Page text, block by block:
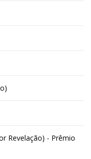
Revelação) - Prêmio